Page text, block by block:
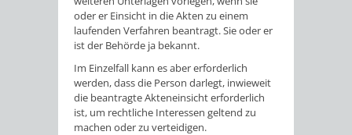
oder er Einsicht in die Akten zu einem
laufenden Verfahren beantragt. Sie oder er
ist der Behörde ja bekannt.
Im Einzelfall kann es aber erforderlich
werden, dass die Person darlegt, inwieweit
die beantragte Akteneinsicht erforderlich
ist, um rechtliche Interessen geltend zu
machen oder zu verteidigen.